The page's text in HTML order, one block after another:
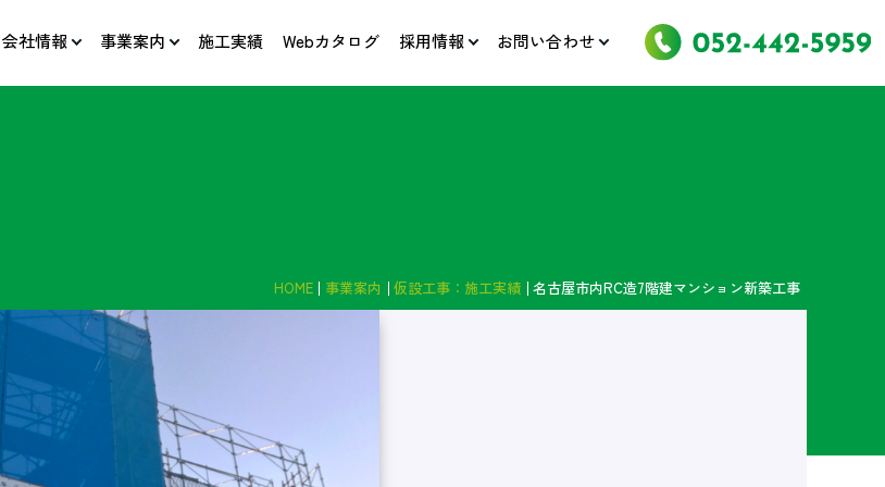
会社情報 事業案内 施工実績 Webカタログ 採用情報 お問い合わせ
HOME 事業案内 仮設工事：施工実績 名古屋市内RC造7階建マンション新築工事